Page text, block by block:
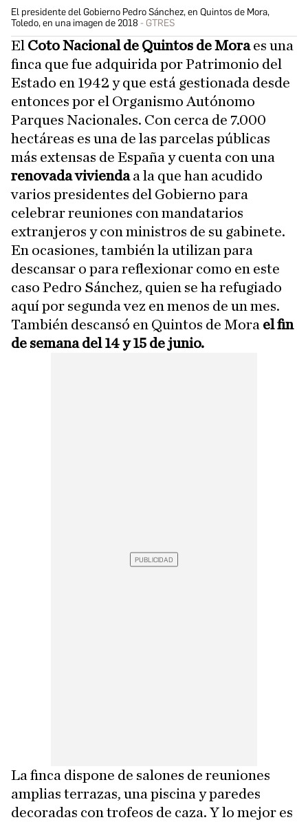
El presidente del Gobierno Pedro Sánchez, en Quintos de Mora,
Toledo, en una imagen de 2018
GTRES
El Coto Nacional de Quintos de Moraes una
finca que fue adquirida por Patrimonio del
Estado en 1942 y que está gestionada desde
entonces por el Organismo Autónomo
Parques Nacionales. Con cerca de 7.000
hectáreas es una de las parcelas públicas
más extensas de España y cuenta con una
renovada viviendaa la que han acudido
varios presidentes del Gobierno para
celebrar reuniones con mandatarios
extranjeros y con ministros de su gabinete.
En ocasiones, también la utilizan para
descansar o para reflexionar como en este
caso Pedro Sánchez, quien se ha refugiado
aquí por segunda vez en menos de un mes.
También descansó en Quintos de Mora el fin
de semana del 14 y 15 de junio.
La finca dispone de salones de reuniones
amplias terrazas, una piscina y paredes
decoradas con trofeos de caza. Y lo mejor es